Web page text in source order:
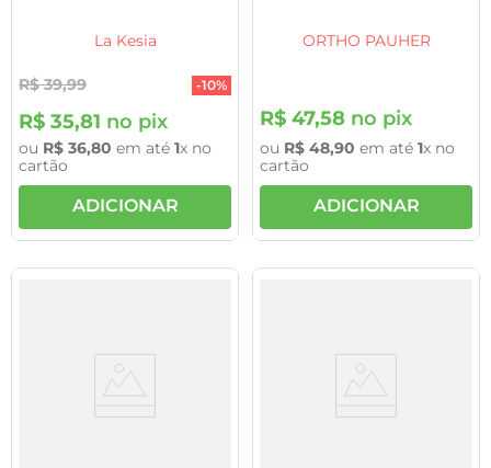
La Kesia
R$ 39,99 -10%
R$ 35,81 no pix
ou R$ 36,80 em até 1x no
cartão
ADICIONAR
ORTHO PAUHER
R$ 47,58 no pix
ou R$ 48,90 em até 1x no
cartão
ADICIONAR